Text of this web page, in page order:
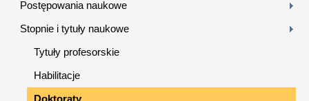
Postępowania naukowe
Stopnie i tytuły naukowe
Tytuły profesorskie
Habilitacje